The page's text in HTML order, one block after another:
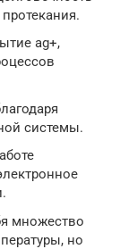
ag+,
системы.
множество
но